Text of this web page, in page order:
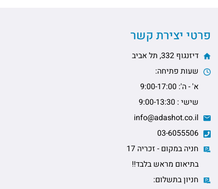
פרטי יצירת קשר
דיזנגוף 332, תל אביב
שעות פתיחה:
א' - ה': 9:00-17:00
שישי : 9:00-13:30
חניה במקום - זכריה 17
בתיאום מראש בלבד!!
חניון בתשלום: